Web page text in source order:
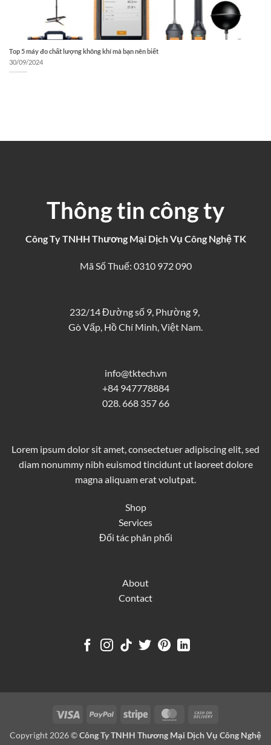
Top 5 máy đo chất lượng không khí mà bạn nên biết
30/09/2024
Thông tin công ty
Công Ty TNHH Thương Mại Dịch Vụ Công Nghệ TK
Mã Số Thuế: 0310 972 090
232/14 Đường số 9, Phường 9,
Gò Vấp, Hồ Chí Minh, Việt Nam.
info@tktech.vn
+84 947778884
028. 668 357 66
Lorem ipsum dolor sit amet, consectetuer adipiscing elit, sed
diam nonummy nibh euismod tincidunt ut laoreet dolore
magna aliquam erat volutpat.
Shop
Services
Đối tác phân phối
About
Contact
Visa PayPal Stripe MasterCard
Delivery
Copyright 2026 ©Công Ty TNHH Thương Mại Dịch Vụ Công Nghệ